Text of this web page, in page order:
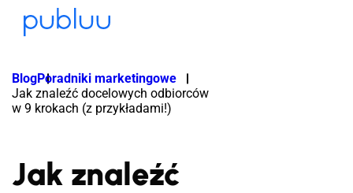
BlogPoradniki marketingowe
Jak znaleźć docelowych odbiorców
w 9 krokach (z przykładami!)
Jak znaleźć